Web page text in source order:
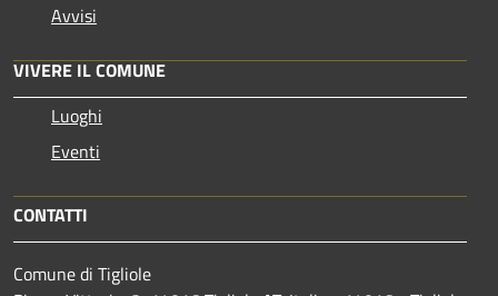
Avvisi
VIVERE IL COMUNE
Luoghi
Eventi
CONTATTI
Comune di Tigliole